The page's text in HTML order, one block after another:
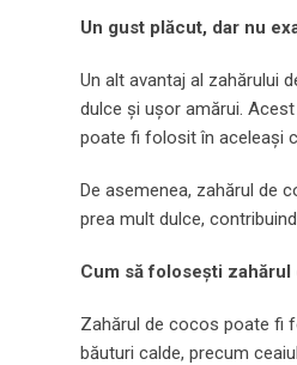
Un gust plăcut, dar nu
Un alt avantaj al zahărului
dulce și ușor amărui.
poate fi folosit în aceleași
De asemenea, zahărul de
prea mult dulce,
Cum să folosești
Zahărul de cocos poate fi
băuturi calde, precum